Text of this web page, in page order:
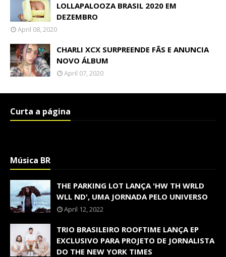
LOLLAPALOOZA BRASIL 2020 EM
DEZEMBRO
April 08, 2020
CHARLI XCX SURPREENDE FÃS E ANUNCIA
NOVO ÁLBUM
April 07, 2020
Curta a página
Música BR
THE PARKING LOT LANÇA 'HW TH WRLD
WLL ND', UMA JORNADA PELO UNIVERSO
April 12, 2022
TRIO BRASILEIRO ROOFTIME LANÇA EP
EXCLUSIVO PARA PROJETO DE JORNALISTA
DO THE NEW YORK TIMES